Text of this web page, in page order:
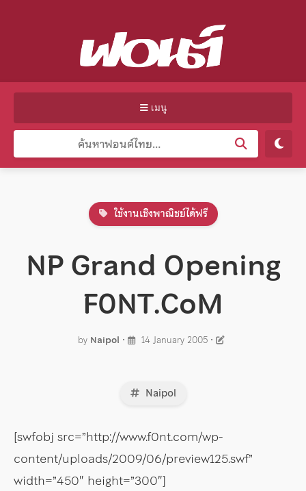
เมนู
ใช้งานเชิงพาณิชย์ได้ฟรี
NP Grand Opening
F0NT.CoM
by Naipol • 14 January 2005 •
Naipol
[swfobj src=”http://www.f0nt.com/wp-
content/uploads/2009/06/preview125.swf”
width=”450″ height=”300″]